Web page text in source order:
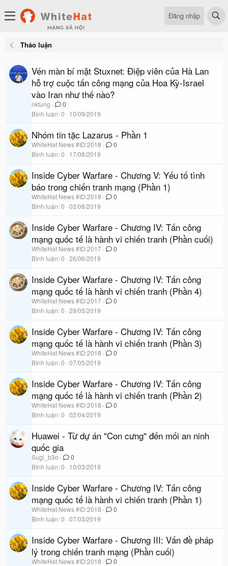
Đăng nhập
Thảo luận
Vén màn bí mật Stuxnet: Điệp viên của Hà Lan
hỗ trợ cuộc tấn công mạng của Hoa Kỳ-Israel
vào Iran như thế nào?
nktung
0
Bình luận 0 10/09/2019
Nhóm tin tặc Lazarus - Phần 1
WhiteHat News #ID:2018
0
Bình luận 0 17/08/2019
Inside Cyber Warfare - Chương V: Yếu tố tình
báo trong chiến tranh mạng (Phần 1)
WhiteHat News #ID:2018
0
Bình luận 0 02/08/2019
Inside Cyber Warfare - Chương IV: Tấn công
mạng quốc tế là hành vi chiến tranh (Phần cuối)
WhiteHat News #ID:2017
0
Bình luận 0 26/06/2019
Inside Cyber Warfare - Chương IV: Tấn công
mạng quốc tế là hành vi chiến tranh (Phần 4)
WhiteHat News #ID:2017
0
Bình luận 0 29/05/2019
Inside Cyber Warfare - Chương IV: Tấn công
mạng quốc tế là hành vi chiến tranh (Phần 3)
WhiteHat News #ID:2018
0
Bình luận 0 07/05/2019
Inside Cyber Warfare - Chương IV: Tấn công
mạng quốc tế là hành vi chiến tranh (Phần 2)
WhiteHat News #ID:2018
0
Bình luận 0 02/04/2019
Huawei - Từ dự án "Con cưng" đến mối an ninh
quốc gia
Sugi_b3o
0
Bình luận 0 10/03/2019
Inside Cyber Warfare - Chương IV: Tấn công
mạng quốc tế là hành vi chiến tranh (Phần 1)
WhiteHat News #ID:2018
0
Bình luận 0 07/03/2019
Inside Cyber Warfare - Chương III: Vấn đề pháp
lý trong chiến tranh mạng (Phần cuối)
WhiteHat News #ID:2018
0